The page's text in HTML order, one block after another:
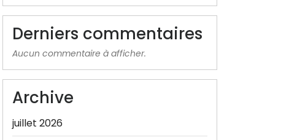
Derniers commentaires
Aucun commentaire à afficher.
Archive
juillet 2026